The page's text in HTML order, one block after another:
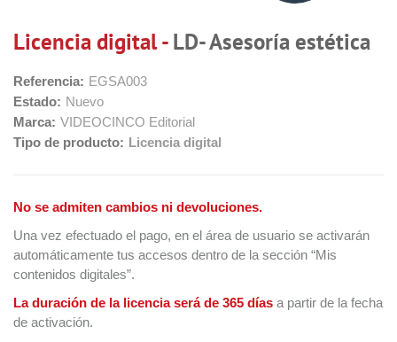
Licencia digital -LD- Asesoría estética
Referencia: EGSA003
Estado: Nuevo
Marca: VIDEOCINCO Editorial
Tipo de producto: Licencia digital
No se admiten cambios ni devoluciones.
Una vez efectuado el pago, en el área de usuario se activarán
automáticamente tus accesos dentro de la sección “Mis
contenidos digitales”.
La duración de la licencia será de 365 días a partir de la fecha
de activación.